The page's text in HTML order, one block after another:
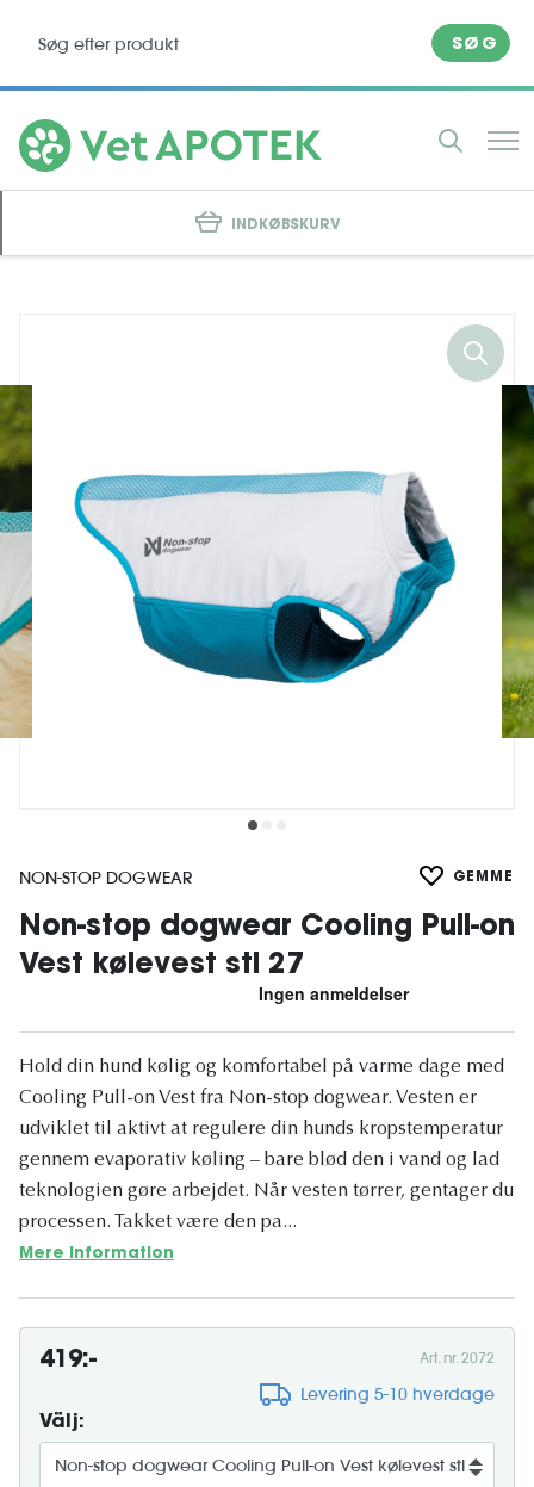
SØG
INDKØBSKURV
NON-STOP DOGWEAR GEMME
Non-stop dogwear Cooling Pull-on
Vest kølevest stl 27
Hold din hund kølig og komfortabel på varme dage med
Cooling Pull-on Vest fra Non-stop dogwear. Vesten er
udviklet til aktivt at regulere din hunds kropstemperatur
gennem evaporativ køling – bare blød den i vand og lad
teknologien gøre arbejdet. Når vesten tørrer, gentager du
processen. Takket være den pa...
Mere information
419:- Art. nr. 2072
Levering 5-10 hverdage
Välj: